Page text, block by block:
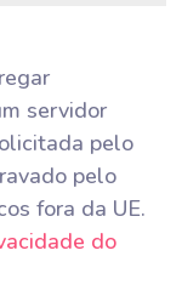
servidor
pelo
pelo
fora da UE.
do